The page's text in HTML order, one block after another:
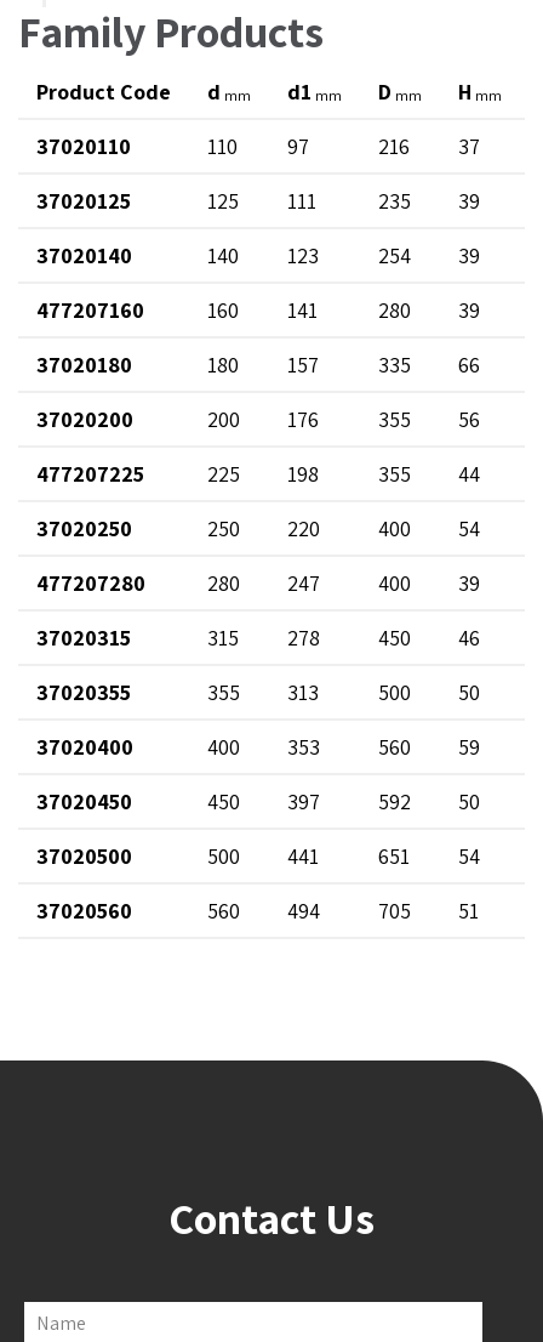
Family Products
Product Code d mm d1 mm D mm H mm
37020110
110 97 216 37
37020125
125 111 235 39
37020140
140 123 254 39
477207160
160 141 280 39
37020180
180 157 335 66
37020200
200 176 355 56
477207225
225 198 355 44
37020250
250 220 400 54
477207280
280 247 400 39
37020315
315 278 450 46
37020355
355 313 500 50
37020400
400 353 560 59
37020450
450 397 592 50
37020500
500 441 651 54
37020560
560 494 705 51
Contact Us
Name